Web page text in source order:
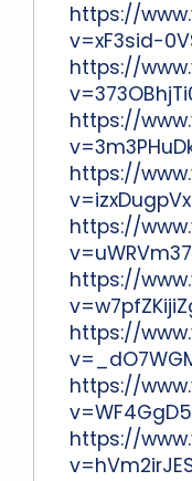
https://
v=xF3sid-
https://
https://
https://
https://
https://
https://
https://
https://